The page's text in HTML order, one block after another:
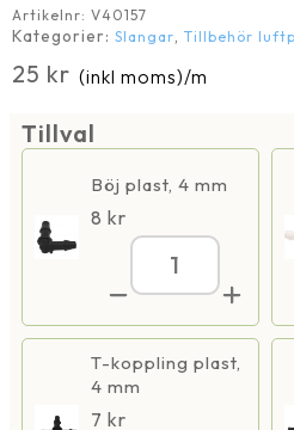
Artikelnr: V40157
Kategorier: Slangar, Tillbehör
25 kr (inkl moms)/m
Tillval
Böj plast, 4 mm
8 kr
Sjunkande
slang
mm
för
luftpump
T-koppling plast,
4 mm
7 kr